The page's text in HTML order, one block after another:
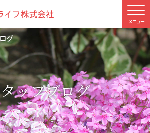
グ
ッフブログ